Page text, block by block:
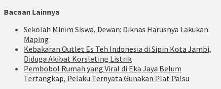
Bacaan Lainnya
Sekolah Minim Siswa, Dewan: Diknas Harusnya Lakukan
Maping
Kebakaran Outlet Es Teh Indonesia di Sipin Kota Jambi,
Diduga Akibat Korsleting Listrik
Pembobol Rumah yang Viral di Eka Jaya Belum
Tertangkap, Pelaku Ternyata Gunakan Plat Palsu